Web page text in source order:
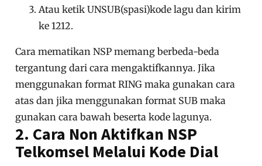
Atau ketik UNSUB(spasi)kode lagu dan kirim
ke 1212.
Cara mematikan NSP memang berbeda-beda
tergantung dari cara mengaktifkannya. Jika
menggunakan format RING maka gunakan cara
atas dan jika menggunakan format SUB maka
gunakan cara bawah beserta kode lagunya.
2. Cara Non Aktifkan NSP
Telkomsel Melalui Kode Dial